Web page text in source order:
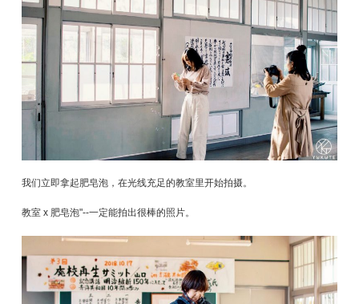
我们立即拿起肥皂泡，在光线充足的教室里开始拍摄。
教室 x 肥皂泡"--一定能拍出很棒的照片。